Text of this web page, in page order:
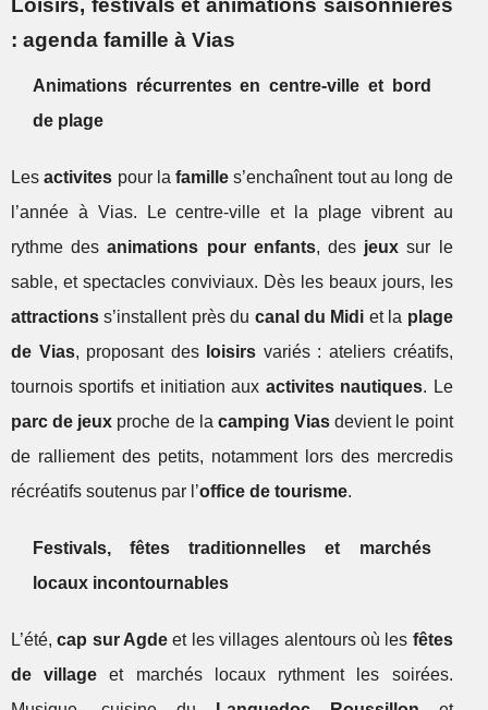
Loisirs, festivals et animations saisonnières
: agenda famille à Vias
Animations récurrentes en centre-ville et bord
de plage
Lesactivites pour lafamille s’enchaînent tout au long de
l’année à Vias. Le centre-ville et la plage vibrent au
rythme desanimations pour enfants, des jeux sur le
sable, et spectacles conviviaux. Dès les beaux jours, les
attractions s’installent près du canal du Midi et la plage
de Vias, proposant des loisirs variés : ateliers créatifs,
tournois sportifs et initiation aux activites nautiques. Le
parc de jeux proche de la camping Vias devient le point
de ralliement des petits, notamment lors des mercredis
récréatifs soutenus par l’office de tourisme.
Festivals, fêtes traditionnelles et marchés
locaux incontournables
L’été,cap sur Agde et les villages alentours où les fêtes
de village et marchés locaux rythment les soirées.